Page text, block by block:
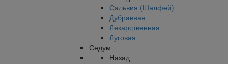
Сальвия (Шалфей)
Дубравная
Лекарственная
Луговая
Седум
Назад